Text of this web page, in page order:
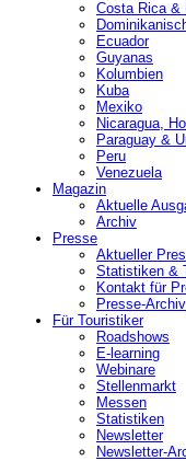
Costa Rica &
Ecuador
Guyanas
Kolumbien
Kuba
Mexiko
Nicaragua,
Paraguay &
Peru
Venezuela
Magazin
Aktuelle
Archiv
Presse
Aktueller
Statistiken &
Kontakt für
Presse-Archiv
Für Touristiker
Roadshows
E-learning
Webinare
Stellenmarkt
Messen
Statistiken
Newsletter
Newsletter-